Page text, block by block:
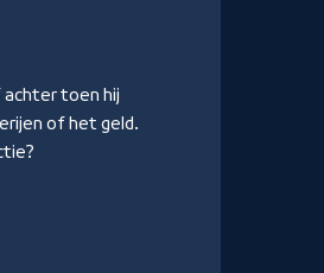
achter toen hij
of het geld.